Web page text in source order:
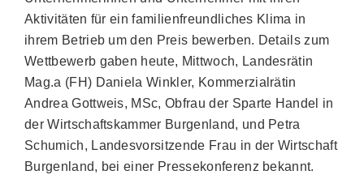
Aktivitäten für ein familienfreundliches Klima in
ihrem Betrieb um den Preis bewerben. Details zum
Wettbewerb gaben heute, Mittwoch, Landesrätin
Mag.a (FH) Daniela Winkler, Kommerzialrätin
Andrea Gottweis, MSc, Obfrau der Sparte Handel in
der Wirtschaftskammer Burgenland, und Petra
Schumich, Landesvorsitzende Frau in der Wirtschaft
Burgenland, bei einer Pressekonferenz bekannt.